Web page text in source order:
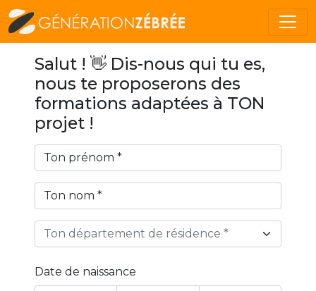
Salut ! 👋 Dis-nous qui tu es,
nous te proposerons des
formations adaptées à TON
projet !
Ton département de résidence *
Date de naissance